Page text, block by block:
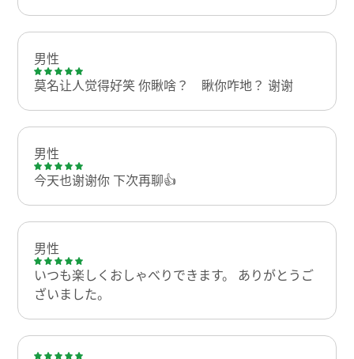
男性
莫名让人觉得好笑 你瞅啥？ 瞅你咋地？ 谢谢
男性
今天也谢谢你 下次再聊👍
男性
いつも楽しくおしゃべりできます。 ありがとうご
ざいました。